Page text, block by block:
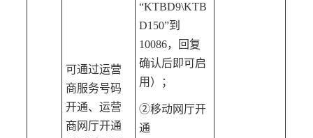
可通过运营
商服务号码
开通、运营
商网厅开通
“KTBD9\KTB
D150”到
10086，回复
确认后即可启
用）；
②移动网厅开
通